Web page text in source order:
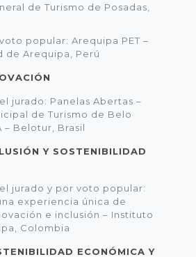
de Turismo de Posadas,
popular: Arequipa PET –
de Arequipa, Perú
jurado: Panelas Abertas –
de Turismo de Belo
– Belotur, Brasil
Y SOSTENIBILIDAD
jurado y por voto popular:
experiencia única de
e inclusión – Instituto
Colombia
ECONÓMICA Y